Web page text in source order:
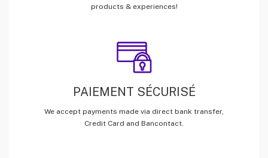
products & experiences!
PAIEMENT SÉCURISÉ
We accept payments made via direct bank transfer,
Credit Card and Bancontact.